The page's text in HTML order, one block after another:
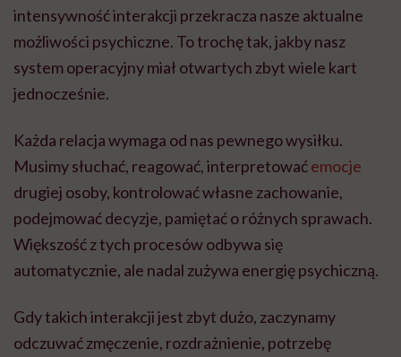
intensywność interakcji przekracza nasze aktualne
możliwości psychiczne. To trochę tak, jakby nasz
system operacyjny miał otwartych zbyt wiele kart
jednocześnie.
Każda relacja wymaga od nas pewnego wysiłku.
Musimy słuchać, reagować, interpretowaćemocje
drugiej osoby, kontrolować własne zachowanie,
podejmować decyzje, pamiętać o różnych sprawach.
Większość z tych procesów odbywa się
automatycznie, ale nadal zużywa energię psychiczną.
Gdy takich interakcji jest zbyt dużo, zaczynamy
odczuwać zmęczenie, rozdrażnienie, potrzebę